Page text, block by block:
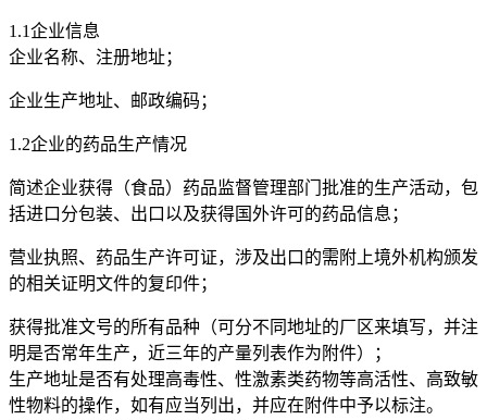
1.1企业信息
企业名称、注册地址；
企业生产地址、邮政编码；
1.2企业的药品生产情况
简述企业获得（食品）药品监督管理部门批准的生产活动，包
括进口分包装、出口以及获得国外许可的药品信息；
营业执照、药品生产许可证，涉及出口的需附上境外机构颁发
的相关证明文件的复印件；
获得批准文号的所有品种（可分不同地址的厂区来填写，并注
明是否常年生产，近三年的产量列表作为附件）；
生产地址是否有处理高毒性、性激素类药物等高活性、高致敏
性物料的操作，如有应当列出，并应在附件中予以标注。